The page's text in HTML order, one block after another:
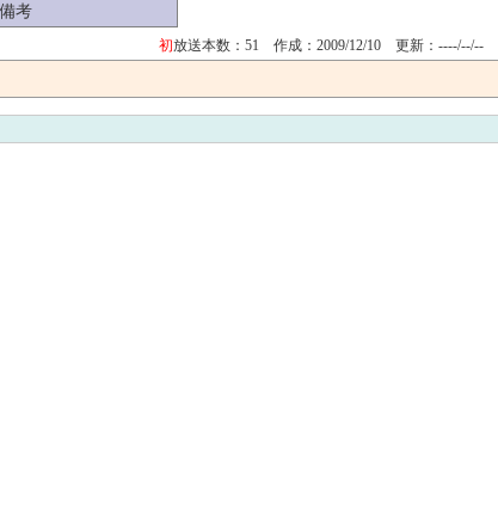
備考
初放送本数：51 作成：2009/12/10 更新：----/--/--